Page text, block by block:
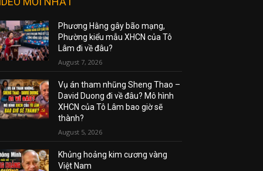
Phương Hằng gây bão mạng,
Phường kiểu mẫu XHCN của Tô
Lâm đi về đâu?
August 7, 2026
Vụ án tham nhũng Sheng Thao –
David Duong đi về đâu? Mô hình
XHCN của Tô Lâm bao giờ sẽ
thành?
August 5, 2026
Khủng hoảng kim cương vàng
Việt Nam